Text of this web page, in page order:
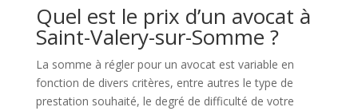
Quel est le prix d’un avocat à
Saint-Valery-sur-Somme ?
La somme à régler pour un avocat est variable en
fonction de divers critères, entre autres le type de
prestation souhaité, le degré de difficulté de votre